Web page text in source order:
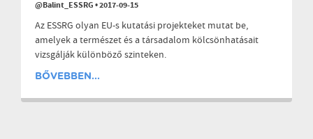
@Balint_ESSRG•2017-09-15
Az ESSRG olyan EU-s kutatási projekteket mutat be,
amelyek a természet és a társadalom kölcsönhatásait
vizsgálják különböző szinteken.
BŐVEBBEN...